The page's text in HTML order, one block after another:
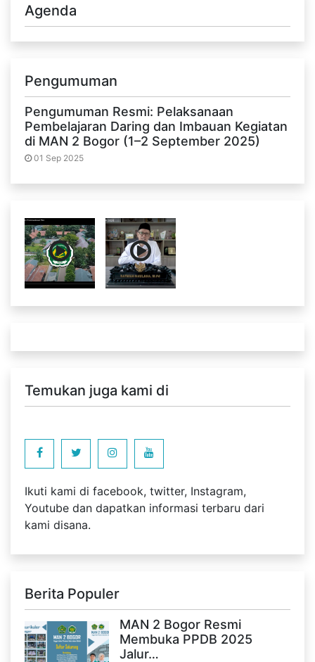
Agenda
Pengumuman
Pengumuman Resmi: Pelaksanaan
Pembelajaran Daring dan Imbauan Kegiatan
di MAN 2 Bogor (1–2 September 2025)
01 Sep 2025
Temukan juga kami di
Ikuti kami di facebook, twitter, Instagram,
Youtube dan dapatkan informasi terbaru dari
kami disana.
Berita Populer
MAN 2 Bogor Resmi
Membuka PPDB 2025
Jalur…